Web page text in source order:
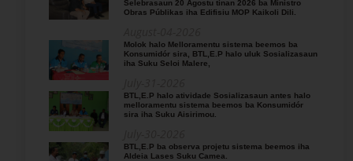
Selebrasaun 20 Agostu tinan 2026 ba Ministro
Obras Públikas iha Edifisiu MOP Kaikoli Dili.
Molok halo Melloramentu sistema beemos ba
Konsumidór sira, BTL,E.P halo uluk Sosializasaun
iha Suku Seloi Malere,
BTL,E.P halo atividade Sosializasaun antes halo
melloramentu sistema beemos ba Konsumidór
sira iha Suku Aisirimou.
BTL,E.P ba observa projetu sistema beemos iha
Aldeia Lases Suku Camea.